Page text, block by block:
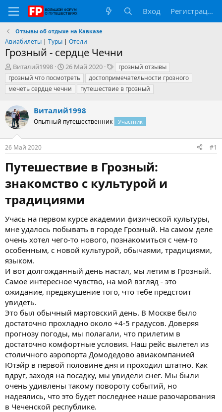
Вход Регистрация
Отзывы об отдыхе на Кавказе
Авиабилеты | Туры | Отели
Грозный - сердце Чечни
А
в
т
о
т
е
м
ы
Виталий1998
Д
а
т
а
а
ч
л
26 Май 2020
Т
е
г
и
грозный отзывы
грозный что посмотреть
достопримечательности грозного
мечеть сердце чечни
путешествие в грозный
Виталий1998
Опытный путешественник Участник
26 Май 2020 #1
Путешествие в Грозный:
знакомство с культурой и
традициями​
Учась на первом курсе академии физической культуры,
мне удалось побывать в городе Грозный. На самом деле
очень хотел чего-то нового, познакомиться с чем-то
особенным, с новой культурой, обычаями, традициями,
языком.
И вот долгожданный день настал, мы летим в Грозный.
Самое интересное чувство, на мой взгляд - это
ожидание, предвкушение того, что тебе предстоит
увидеть.
Это был обычный мартовский день. В Москве было
достаточно прохладно около +4-5 градусов. Доверяя
прогнозу погоды, мы полагали, что прилетим в
достаточно комфортные условия. Наш рейс вылетел из
столичного аэропорта Домодедово авиакомпанией
Ютэйр в первой половине дня и проходил штатно. Как
вдруг, заходя на посадку, мы увидели снег. Мы были
очень удивлены такому повороту событий, но
надеялись, что это будет последнее наше разочарования
в Чеченской республике.